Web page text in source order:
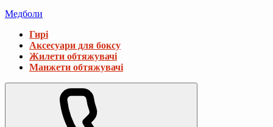
Медболи
Гирі
Аксесуари для боксу
Жилети обтяжувачі
Манжети обтяжувачі